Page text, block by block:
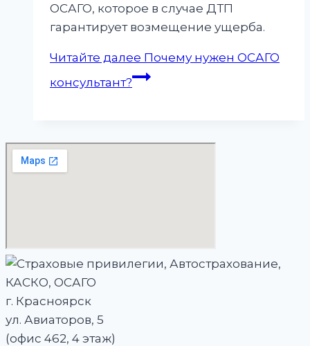
ОСАГО, которое в случае ДТП
гарантирует возмещение ущерба.
Читайте далее Почему нужен ОСАГО
консультант?
г. Красноярск
ул. Авиаторов, 5
(офис 462, 4 этаж)